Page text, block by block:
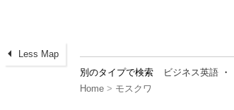
Less Map
別のタイプで検索
ビジネス英語 ・
Home > モスクワ